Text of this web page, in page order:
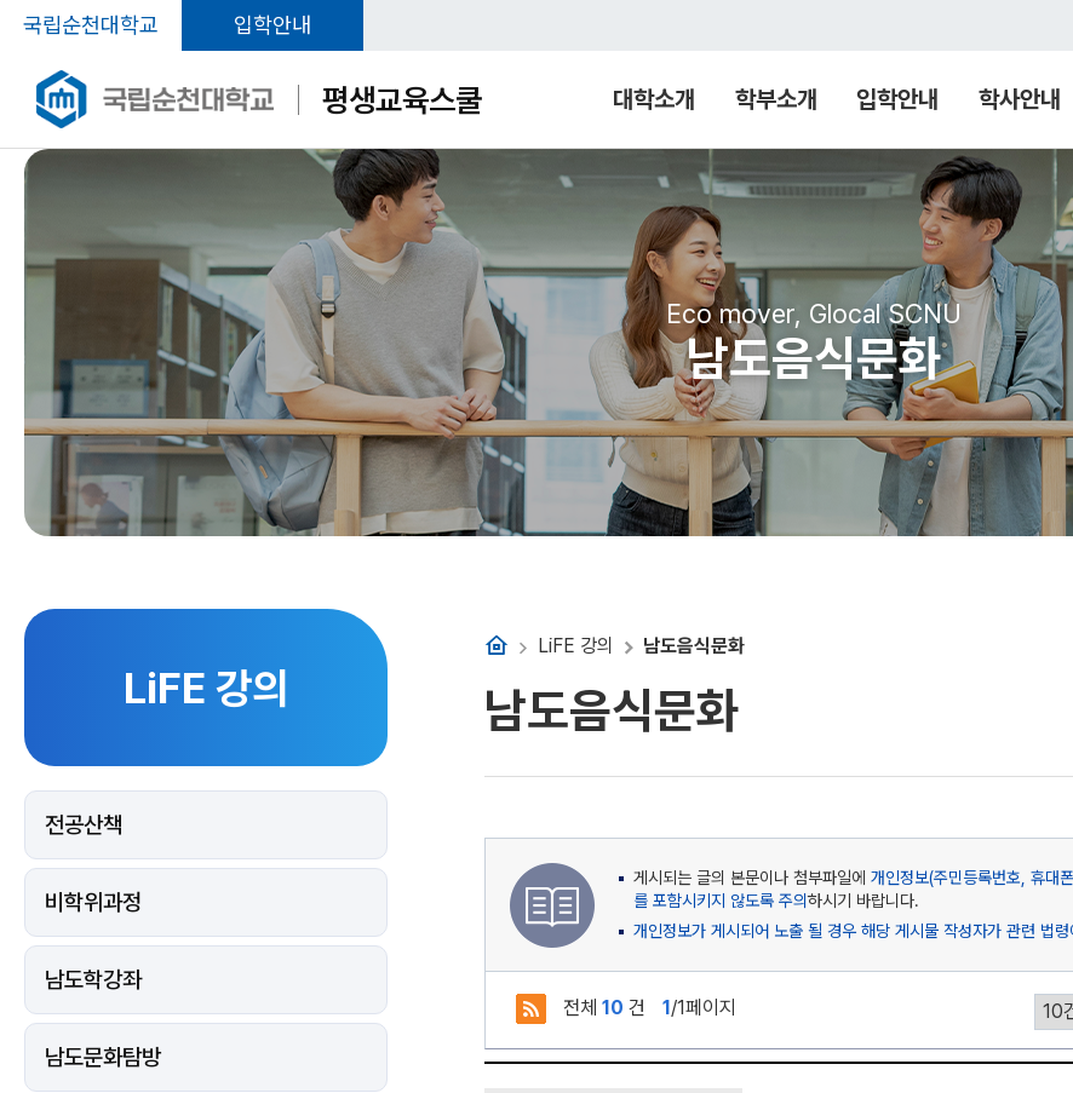
국립순천대학교 입학안내
평생교육스쿨 대학소개 학부소개 입학안내 학사안내
Eco mover, Glocal SCNU
남도음식문화
홈 LiFE 강의 남도음식문화
LiFE 강의
전공산책
비학위과정
남도학강좌
남도문화탐방
남도음식문화
게시되는 글의 본문이나 첨부파일에 개인정보(주민등록번호, 휴대
를 포함시키지 않도록 주의하시기 바랍니다.
개인정보가 게시되어 노출 될 경우 해당 게시물 작성자가 관련 법
전체 10 건 1/1페이지